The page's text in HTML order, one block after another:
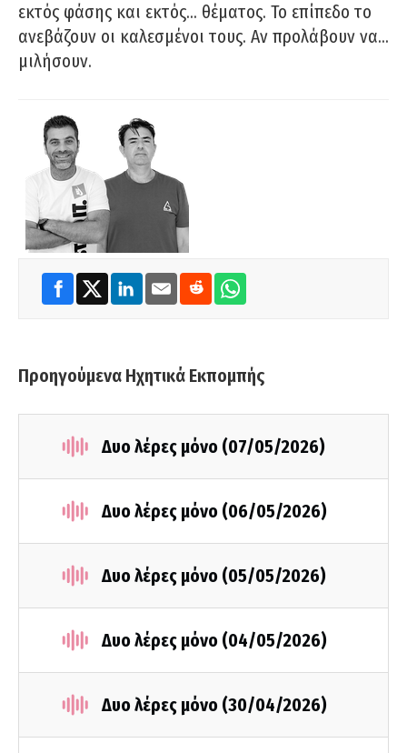
εκτός φάσης και εκτός… θέματος. Το επίπεδο το
ανεβάζουν οι καλεσμένοι τους. Αν προλάβουν να…
μιλήσουν.
Προηγούμενα Ηχητικά Εκπομπής
Δυο λέρες μόνο (07/05/2026)
Δυο λέρες μόνο (06/05/2026)
Δυο λέρες μόνο (05/05/2026)
Δυο λέρες μόνο (04/05/2026)
Δυο λέρες μόνο (30/04/2026)